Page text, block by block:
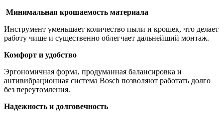
Минимальная крошаемость материала
Инструмент уменьшает количество пыли и крошек, что делает
работу чище и существенно облегчает дальнейший монтаж.
Комфорт и удобство
Эргономичная форма, продуманная балансировка и
антивибрационная система Bosch позволяют работать долго
без переутомления.
Надежность и долговечность